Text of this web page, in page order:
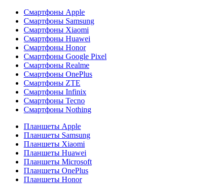
Смартфоны Apple
Смартфоны Samsung
Смартфоны Xiaomi
Смартфоны Huawei
Смартфоны Honor
Смартфоны Google Pixel
Смартфоны Realme
Смартфоны OnePlus
Смартфоны ZTE
Смартфоны Infinix
Смартфоны Tecno
Смартфоны Nothing
Планшеты Apple
Планшеты Samsung
Планшеты Xiaomi
Планшеты Huawei
Планшеты Microsoft
Планшеты OnePlus
Планшеты Honor